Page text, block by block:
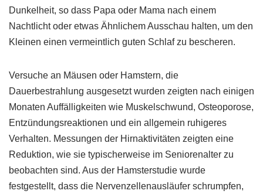
Dunkelheit, so dass Papa oder Mama nach einem
Nachtlicht oder etwas Ähnlichem Ausschau halten, um den
Kleinen einen vermeintlich guten Schlaf zu bescheren.
Versuche an Mäusen oder Hamstern, die
Dauerbestrahlung ausgesetzt wurden zeigten nach einigen
Monaten Auffälligkeiten wie Muskelschwund, Osteoporose,
Entzündungsreaktionen und ein allgemein ruhigeres
Verhalten. Messungen der Hirnaktivitäten zeigten eine
Reduktion, wie sie typischerweise im Seniorenalter zu
beobachten sind. Aus der Hamsterstudie wurde
festgestellt, dass die Nervenzellenausläufer schrumpfen,